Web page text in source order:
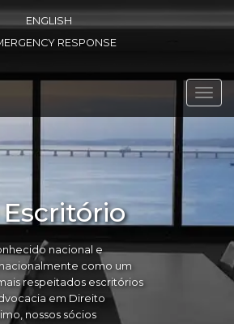
ENGLISH
RESPONSE
nacional e
como um
respeitados escritórios
em Direito
nossos sócios